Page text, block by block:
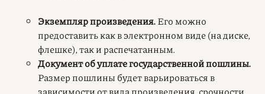
Экземпляр произведения.Его можно
предоставить как в электронном виде (на диске,
флешке), так и распечатанным.
Документ об уплате государственной пошлины.
Размер пошлины будет варьироваться в
зависимости от вида произведения, срочности